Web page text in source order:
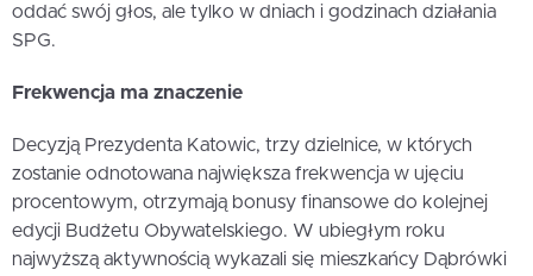
oddać swój głos, ale tylko w dniach i godzinach działania
SPG.
Frekwencja ma znaczenie
Decyzją Prezydenta Katowic, trzy dzielnice, w których
zostanie odnotowana największa frekwencja w ujęciu
procentowym, otrzymają bonusy finansowe do kolejnej
edycji Budżetu Obywatelskiego. W ubiegłym roku
najwyższą aktywnością wykazali się mieszkańcy Dąbrówki